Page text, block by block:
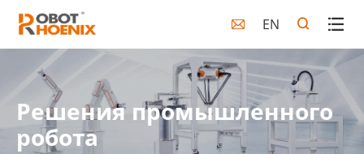
 EN
Решения промышленного
робота